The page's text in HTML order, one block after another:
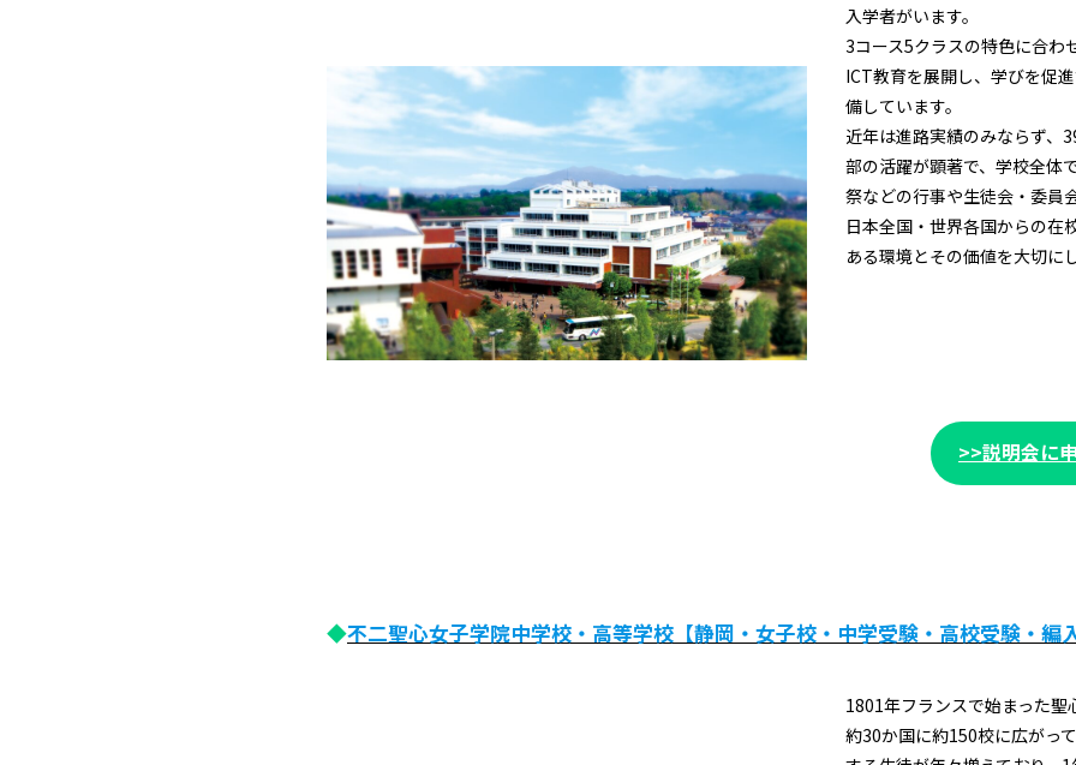
入学者がいます。
3コース5クラスの特色に合わ
ICT教育を展開し、学びを促
備しています。
近年は進路実績のみならず、
部の活躍が顕著で、学校全体
祭などの行事や生徒会・委員
日本全国・世界各国からの在
ある環境とその価値を大切に
>>説明会に
◆不二聖心女子学院中学校・高等学校【静岡・女子校・中学受験・高校受験・編
1801年フランスで始まった聖
約30か国に約150校に広がっ